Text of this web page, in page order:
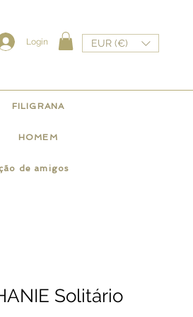
Login EUR (€)
FILIGRANA
HOMEM
de amigos
Solitário